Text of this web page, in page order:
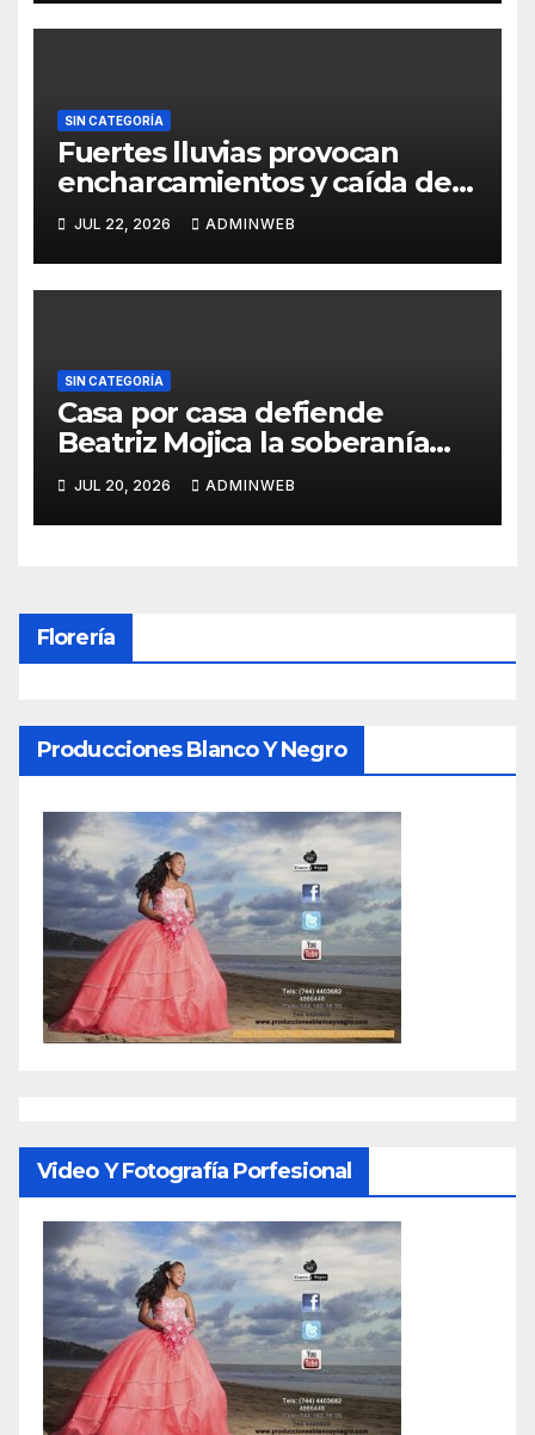
SIN CATEGORÍA
Fuertes lluvias provocan
encharcamientos y caída de
un árbol, sin daños graves en
Acapulco
JUL 22, 2026 ADMINWEB
SIN CATEGORÍA
Casa por casa defiende
Beatriz Mojica la soberanía
nacional en Tlapa
JUL 20, 2026 ADMINWEB
Florería
Producciones Blanco Y Negro
Video Y Fotografía Porfesional